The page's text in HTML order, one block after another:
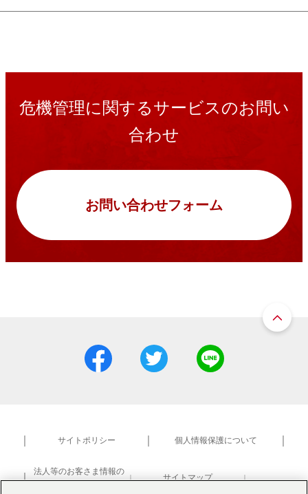
危機管理に関するサービスのお問い
合わせ
お問い合わせフォーム
サイトポリシー 個人情報保護について
法人等のお客さま情報の
共同利用について
サイトマップ